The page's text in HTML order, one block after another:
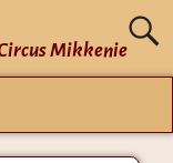
Mikkenie